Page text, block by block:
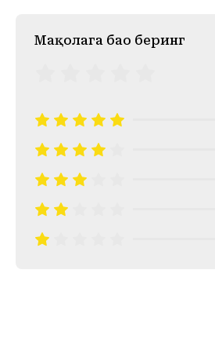
Mақолага баҳо беринг